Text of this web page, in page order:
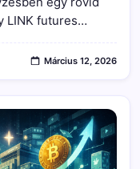
Valós
Kereskedési
LINK futures…
Március 12, 2026